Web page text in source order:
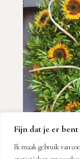
Fijn dat je er bent
Ik maak gebruik van